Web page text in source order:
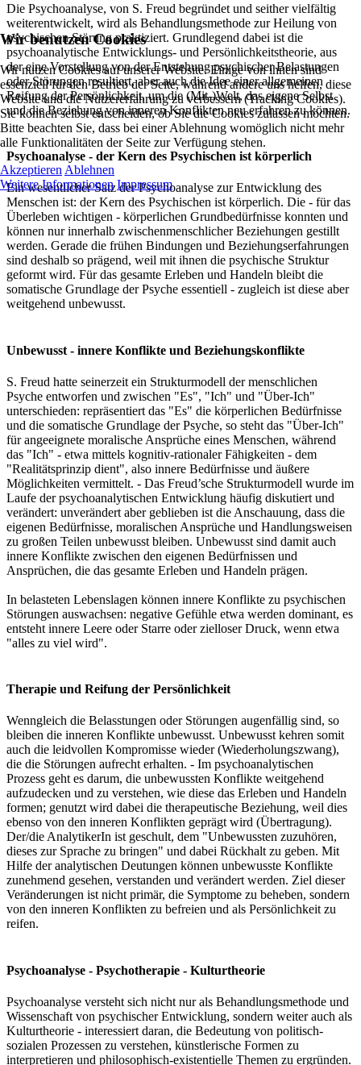
Die Psychoanalyse, von S. Freud begründet und seither vielfältig
weiterentwickelt, wird als Behandlungsmethode zur Heilung von
psychischen Störung praktiziert. Grundlegend dabei ist die
psychoanalytische Entwicklungs- und Persönlichkeitstheorie, aus
der eine Vorstellung von der Entstehung psychischer Belastungen
oder Störungen resultiert, aber auch die Idee einer allgemeinen
Reifung der Persönlichkeit, um die (Mit-)Welt, das eigene Selbst
und die Beziehung von inneren Konflikten neu erfahren zu können.
Psychoanalyse - der Kern des Psychischen ist körperlich
Ein wesentlicher Satz der Psychoanalyse zur Entwicklung des
Menschen ist: der Kern des Psychischen ist körperlich. Die - für das
Überleben wichtigen - körperlichen Grundbedürfnisse konnten und
können nur innerhalb zwischenmenschlicher Beziehungen gestillt
werden. Gerade die frühen Bindungen und Beziehungserfahrungen
sind deshalb so prägend, weil mit ihnen die psychische Struktur
geformt wird. Für das gesamte Erleben und Handeln bleibt die
somatische Grundlage der Psyche essentiell - zugleich ist diese aber
weitgehend unbewusst.
Unbewusst - innere Konflikte und Beziehungskonflikte
S. Freud hatte seinerzeit ein Strukturmodell der menschlichen
Psyche entworfen und zwischen "Es", "Ich" und "Über-Ich"
unterschieden: repräsentiert das "Es" die körperlichen Bedürfnisse
und die somatische Grundlage der Psyche, so steht das "Über-Ich"
für angeeignete moralische Ansprüche eines Menschen, während
das "Ich" - etwa mittels kognitiv-rationaler Fähigkeiten - dem
"Realitätsprinzip dient", also innere Bedürfnisse und äußere
Möglichkeiten vermittelt. - Das Freud’sche Strukturmodell wurde im
Laufe der psychoanalytischen Entwicklung häufig diskutiert und
verändert: unverändert aber geblieben ist die Anschauung, dass die
eigenen Bedürfnisse, moralischen Ansprüche und Handlungsweisen
zu großen Teilen unbewusst bleiben. Unbewusst sind damit auch
innere Konflikte zwischen den eigenen Bedürfnissen und
Ansprüchen, die das gesamte Erleben und Handeln prägen.
In belasteten Lebenslagen können innere Konflikte zu psychischen
Störungen auswachsen: negative Gefühle etwa werden dominant, es
entsteht innere Leere oder Starre oder zielloser Druck, wenn etwa
"alles zu viel wird".
Therapie und Reifung der Persönlichkeit
Wenngleich die Belasstungen oder Störungen augenfällig sind, so
bleiben die inneren Konflikte unbewusst. Unbewusst kehren somit
auch die leidvollen Kompromisse wieder (Wiederholungszwang),
die die Störungen aufrecht erhalten. - Im psychoanalytischen
Prozess geht es darum, die unbewussten Konflikte weitgehend
aufzudecken und zu verstehen, wie diese das Erleben und Handeln
formen; genutzt wird dabei die therapeutische Beziehung, weil dies
ebenso von den inneren Konflikten geprägt wird (Übertragung).
Der/die AnalytikerIn ist geschult, dem "Unbewussten zuzuhören,
dieses zur Sprache zu bringen" und dabei Rückhalt zu geben. Mit
Hilfe der analytischen Deutungen können unbewusste Konflikte
zunehmend gesehen, verstanden und verändert werden. Ziel dieser
Veränderungen ist nicht primär, die Symptome zu beheben, sondern
von den inneren Konflikten zu befreien und als Persönlichkeit zu
reifen.
Psychoanalyse - Psychotherapie - Kulturtheorie
Psychoanalyse versteht sich nicht nur als Behandlungsmethode und
Wissenschaft von psychischer Entwicklung, sondern weiter auch als
Kulturtheorie - interessiert daran, die Bedeutung von politisch-
sozialen Prozessen zu verstehen, künstlerische Formen zu
interpretieren und philosophisch-existentielle Themen zu ergründen.
Wir benutzen Cookies
Wir nutzen Cookies auf unserer Website. Einige von ihnen sind
essenziell für den Betrieb der Seite, während andere uns helfen, diese
Website und die Nutzererfahrung zu verbessern (Tracking Cookies).
Sie können selbst entscheiden, ob Sie die Cookies zulassen möchten.
Bitte beachten Sie, dass bei einer Ablehnung womöglich nicht mehr
alle Funktionalitäten der Seite zur Verfügung stehen.
Akzeptieren Ablehnen
Weitere Informationen Impressum